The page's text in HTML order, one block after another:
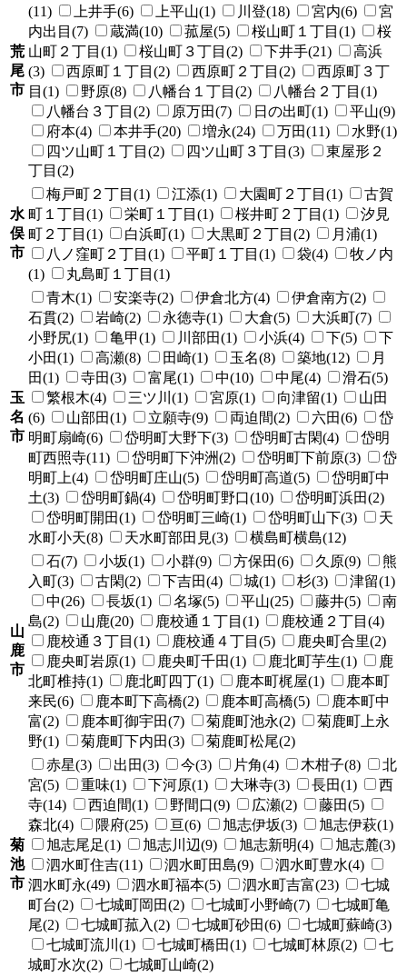
荒
尾
市
(11)
上井手(6) 上平山(1) 川登(18) 宮内(6)
宮
内出目(7)
蔵満(10) 菰屋(5) 桜山町１丁目(1)
桜
山町２丁目(1)
桜山町３丁目(2) 下井手(21)
高浜
(3)
西原町１丁目(2) 西原町２丁目(2)
西原町３丁
目(1)
野原(8) 八幡台１丁目(2)
八幡台２丁目(1)
八幡台３丁目(2)
原万田(7) 日の出町(1)
平山(9)
府本(4)
本井手(20) 増永(24) 万田(11)
水野(1)
四ツ山町１丁目(2)
四ツ山町３丁目(3)
東屋形２
丁目(2)
水
俣
市
梅戸町２丁目(1) 江添(1) 大園町２丁目(1)
古賀
町１丁目(1)
栄町１丁目(1) 桜井町２丁目(1)
汐見
町２丁目(1)
白浜町(1) 大黒町２丁目(2)
月浦(1)
八ノ窪町２丁目(1)
平町１丁目(1) 袋(4)
牧ノ内
(1)
丸島町１丁目(1)
玉
名
市
青木(1) 安楽寺(2) 伊倉北方(4)
伊倉南方(2)
石貫(2)
岩崎(2) 永徳寺(1) 大倉(5)
大浜町(7)
小野尻(1)
亀甲(1) 川部田(1) 小浜(4) 下(5)
下
小田(1)
高瀬(8) 田崎(1) 玉名(8) 築地(12)
月
田(1)
寺田(3) 富尾(1) 中(10) 中尾(4)
滑石(5)
繁根木(4)
三ツ川(1) 宮原(1) 向津留(1)
山田
(6)
山部田(1) 立願寺(9) 両迫間(2) 六田(6)
岱
明町扇崎(6)
岱明町大野下(3) 岱明町古閑(4)
岱明
町西照寺(11)
岱明町下沖洲(2) 岱明町下前原(3)
岱
明町上(4)
岱明町庄山(5) 岱明町高道(5)
岱明町中
土(3)
岱明町鍋(4) 岱明町野口(10)
岱明町浜田(2)
岱明町開田(1)
岱明町三崎(1) 岱明町山下(3)
天
水町小天(8)
天水町部田見(3) 横島町横島(12)
山
鹿
市
石(7) 小坂(1) 小群(9) 方保田(6) 久原(9)
熊
入町(3)
古閑(2) 下吉田(4) 城(1) 杉(3)
津留(1)
中(26)
長坂(1) 名塚(5) 平山(25) 藤井(5)
南
島(2)
山鹿(20) 鹿校通１丁目(1)
鹿校通２丁目(4)
鹿校通３丁目(1)
鹿校通４丁目(5)
鹿央町合里(2)
鹿央町岩原(1)
鹿央町千田(1) 鹿北町芋生(1)
鹿
北町椎持(1)
鹿北町四丁(1) 鹿本町梶屋(1)
鹿本町
来民(6)
鹿本町下高橋(2) 鹿本町高橋(5)
鹿本町中
富(2)
鹿本町御宇田(7) 菊鹿町池永(2)
菊鹿町上永
野(1)
菊鹿町下内田(3) 菊鹿町松尾(2)
菊
池
市
赤星(3) 出田(3) 今(3) 片角(4) 木柑子(8)
北
宮(5)
重味(1) 下河原(1) 大琳寺(3) 長田(1)
西
寺(14)
西迫間(1) 野間口(9) 広瀬(2)
藤田(5)
森北(4)
隈府(25) 亘(6) 旭志伊坂(3)
旭志伊萩(1)
旭志尾足(1)
旭志川辺(9) 旭志新明(4)
旭志麓(3)
泗水町住吉(11)
泗水町田島(9)
泗水町豊水(4)
泗水町永(49)
泗水町福本(5) 泗水町吉富(23)
七城
町台(2)
七城町岡田(2) 七城町小野崎(7)
七城町亀
尾(2)
七城町菰入(2) 七城町砂田(6)
七城町蘇崎(3)
七城町流川(1)
七城町橋田(1) 七城町林原(2)
七
城町水次(2)
七城町山崎(2)